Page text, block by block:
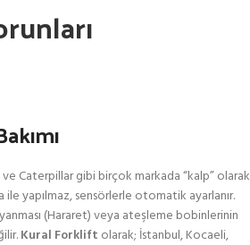
Caterpillar gibi birçok markada “kalp” olarak
yapılmaz, sensörlerle otomatik ayarlanır.
(Hararet) veya ateşleme bobinlerinin
Kural Forklift olarak; İstanbul, Kocaeli,